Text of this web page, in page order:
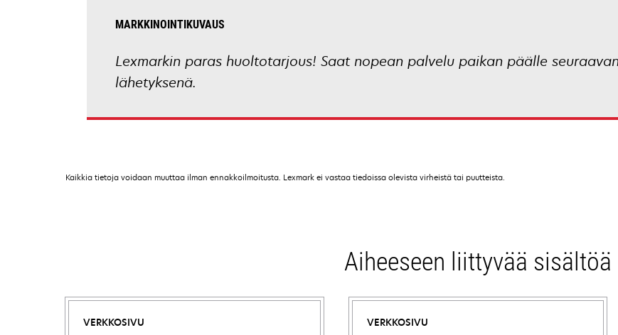
MARKKINOINTIKUVAUS
Lexmarkin paras huoltotarjous! Saat nopean palvelu paikan päälle
lähetyksenä.
Kaikkia tietoja voidaan muuttaa ilman ennakkoilmoitusta. Lexmark ei vastaa tiedoissa olevista virheistä tai puutteista.
Aiheeseen liittyvää sisältöä
VERKKOSIVU VERKKOSIVU